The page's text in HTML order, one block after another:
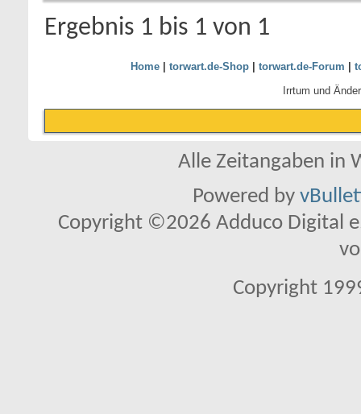
Ergebnis 1 bis 1 von 1
Home| torwart.de-Shop| torwart.de-Forum
Irrtum und
Alle Zeitangaben in
Powered by
Copyright ©2026 Adduco Digital
Copyright